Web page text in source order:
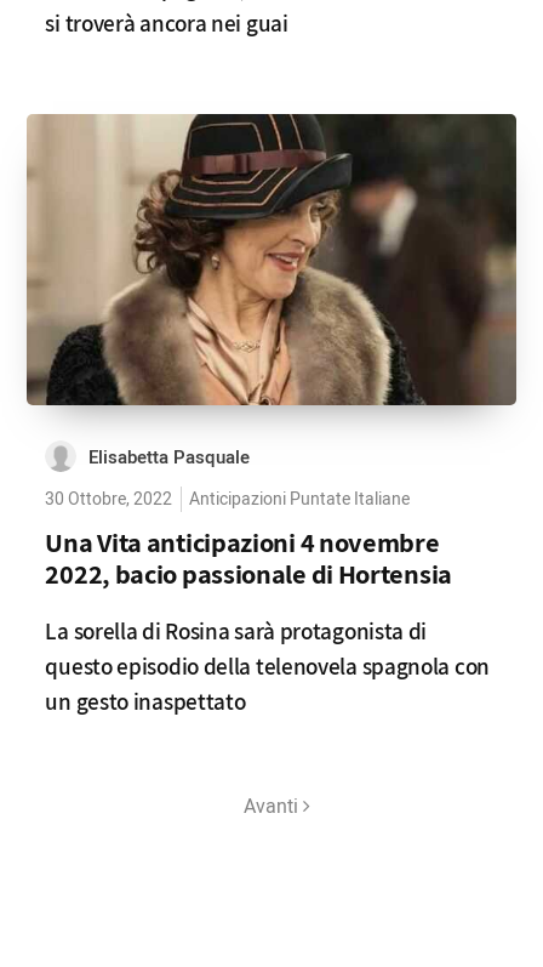
si troverà ancora nei guai
Elisabetta Pasquale
30 Ottobre, 2022 Anticipazioni Puntate Italiane
Una Vita anticipazioni 4 novembre
2022, bacio passionale di Hortensia
La sorella di Rosina sarà protagonista di
questo episodio della telenovela spagnola con
un gesto inaspettato
Avanti